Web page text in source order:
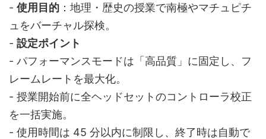
- 使用目的 ：地理・歴史の授業で南極やマチュピチ
ュをバーチャル探検。
- 設定ポイント
- パフォーマンスモードは「高品質」に固定し、フ
レームレートを最大化。
- 授業開始前に全ヘッドセットのコントローラ校正
を一括実施。
- 使用時間は 45 分以内に制限し、終了時は自動で